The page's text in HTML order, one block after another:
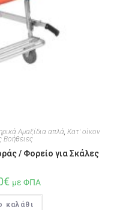
Αμαξίδια απλά, Κατ' οίκον
Βοήθειες
/ Φορείο για Σκάλες
€ με ΦΠΑ
καλάθι